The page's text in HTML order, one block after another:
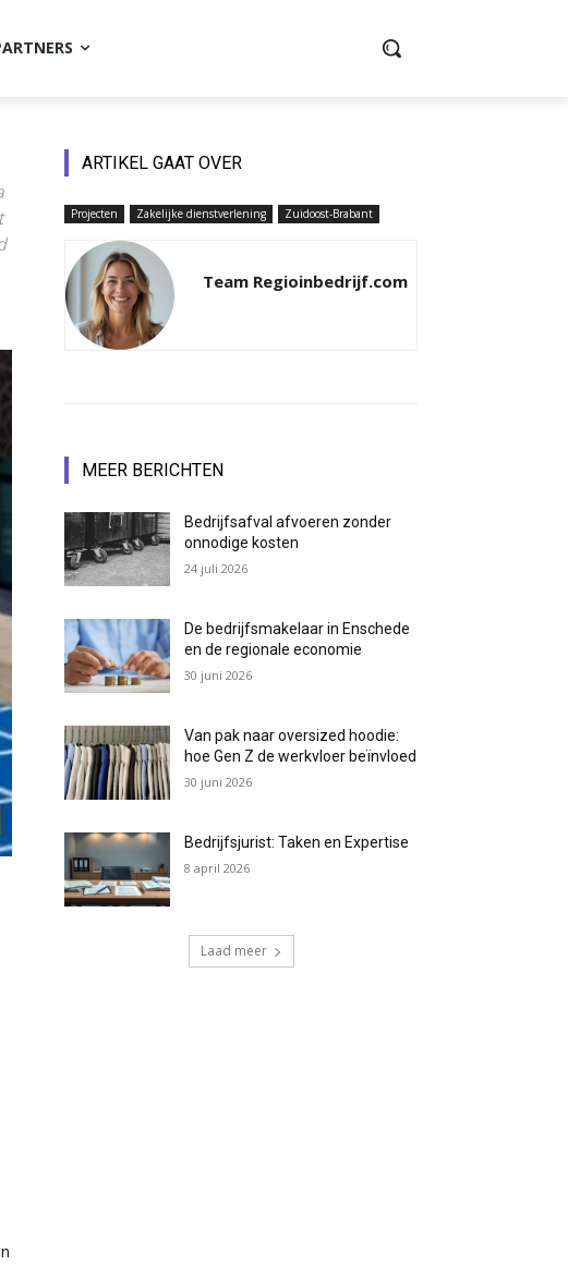
ARTIKEL GAAT OVER
Projecten Zakelijke dienstverlening Zuidoost-Brabant
Team Regioinbedrijf.com
MEER BERICHTEN
Bedrijfsafval afvoeren zonder
onnodige kosten
24 juli 2026
De bedrijfsmakelaar in Enschede
en de regionale economie
30 juni 2026
Van pak naar oversized hoodie:
hoe Gen Z de werkvloer beïnvloed
30 juni 2026
Bedrijfsjurist: Taken en Expertise
8 april 2026
Laad meer